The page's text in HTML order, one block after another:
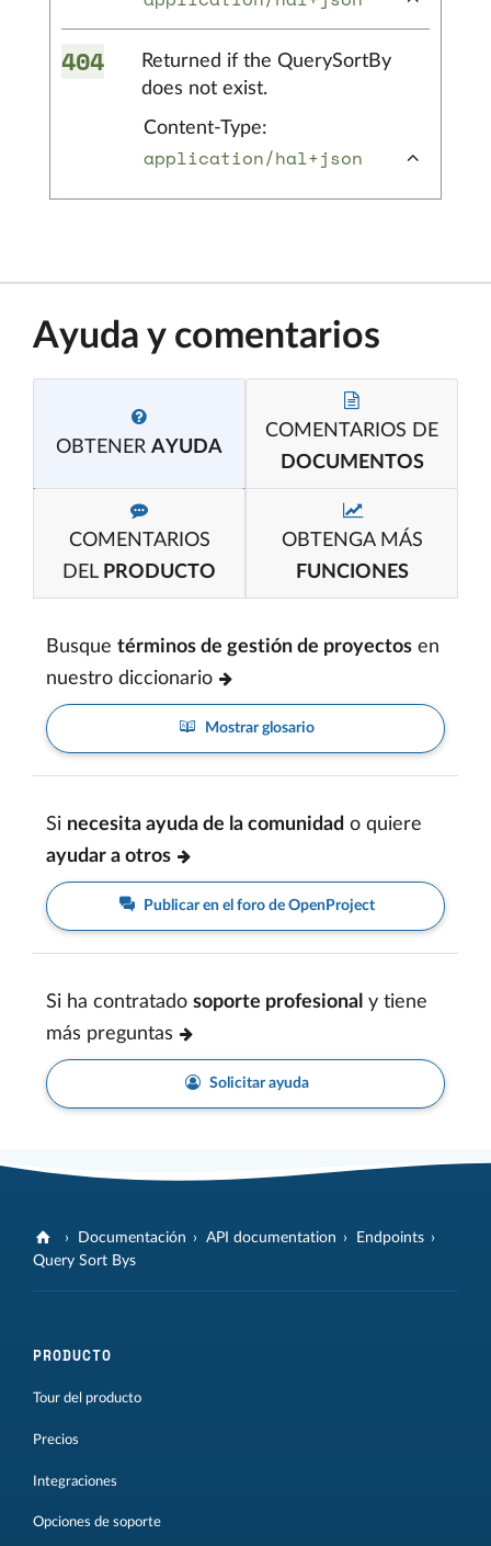
404
Returned if the QuerySortBy
does not exist.
Content-Type:
application/hal+json
Ayuda y comentarios
OBTENER AYUDA
COMENTARIOS DE
DOCUMENTOS
COMENTARIOS
DEL PRODUCTO
OBTENGA MÁS
FUNCIONES
Busque términos de gestión de proyectos en
nuestro diccionario
Mostrar glosario
Si necesita ayuda de la comunidad o quiere
ayudar a otros
Publicar en el foro de OpenProject
Si ha contratado soporte profesional y tiene
más preguntas
Solicitar ayuda
Documentación API documentation
Endpoints
Query Sort Bys
PRODUCTO
Tour del producto
Precios
Integraciones
Opciones de soporte